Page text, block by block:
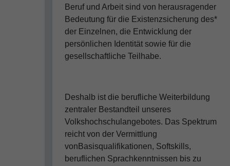
Beruf und Arbeit sind von herausragender
Bedeutung für die Existenzsicherung des*
der Einzelnen, die Entwicklung der
persönlichen Identität sowie für die
gesellschaftliche Teilhabe.
Deshalb ist die berufliche Weiterbildung
zentraler Bestandteil unseres
Volkshochschulangebotes. Das Spektrum
reicht von der Vermittlung
vonBasisqualifikationen, Softskills,
beruflichen Sprachkenntnissen bis zu